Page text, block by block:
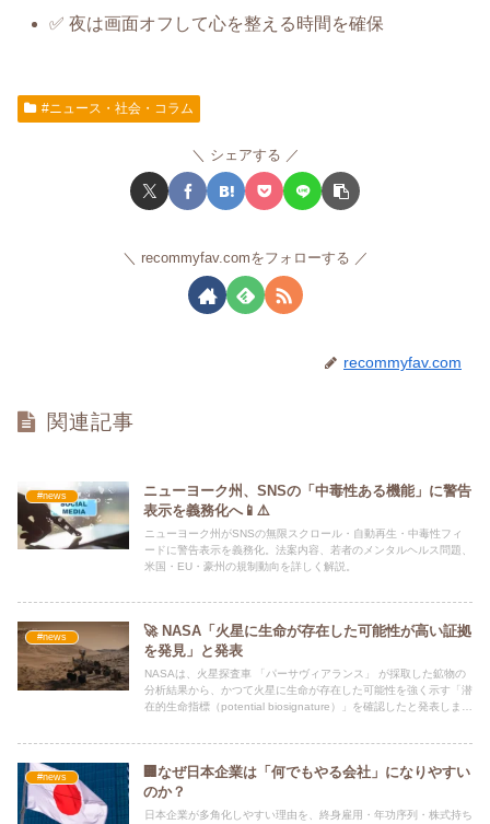
✅ 夜は画面オフして心を整える時間を確保
#ニュース・社会・コラム
シェアする
recommyfav.comをフォローする
recommyfav.com
関連記事
#news
ニューヨーク州、SNSの「中毒性ある機能」に警告
表示を義務化へ📱⚠️
ニューヨーク州がSNSの無限スクロール・自動再生・中毒性フィ
ードに警告表示を義務化。法案内容、若者のメンタルヘルス問題、
米国・EU・豪州の規制動向を詳しく解説。
#news
🚀 NASA「火星に生命が存在した可能性が高い証拠
を発見」と発表
NASAは、火星探査車 「パーサヴィアランス」 が採取した鉱物の
分析結果から、かつて火星に生命が存在した可能性を強く示す「潜
在的生命指標（potential biosignature）」を確認したと発表しまし
#news
🏢なぜ日本企業は「何でもやる会社」になりやすい
のか？
日本企業が多角化しやすい理由を、終身雇用・年功序列・株式持ち